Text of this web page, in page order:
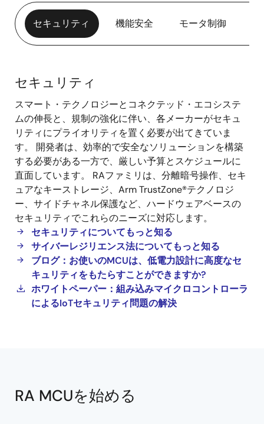
セキュリティ 機能安全 モータ制御
キ
ュ
リ
テ
ィ
セキュリティ
スマート・テクノロジーとコネクテッド・エコシステ
ムの伸長と、規制の強化に伴い、各メーカーがセキュ
リティにプライオリティを置く必要が出てきていま
す。 開発者は、効率的で安全なソリューションを構築
する必要がある一方で、厳しい予算とスケジュールに
直面しています。 RAファミリは、分離暗号操作、セキ
ュアなキーストレージ、Arm TrustZone®テクノロジ
ー、サイドチャネル保護など、ハードウェアベースの
セキュリティでこれらのニーズに対応します。
セキュリティについてもっと知る
サイバーレジリエンス法についてもっと知る
ブログ：お使いのMCUは、低電力設計に高度なセ
キュリティをもたらすことができますか?
ホワイトペーパー：組み込みマイクロコントローラ
によるIoTセキュリティ問題の解決
RA MCUを始める